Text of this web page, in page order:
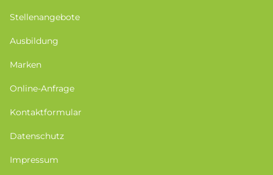
Stellenangebote
Ausbildung
Marken
Online-Anfrage
Kontaktformular
Datenschutz
Impressum